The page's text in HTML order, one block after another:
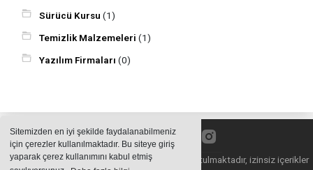
Sitemizden en iyi şekilde faydalanabilmeniz
için çerezler kullanılmaktadır. Bu siteye giriş
yaparak çerez kullanımını kabul etmiş
Sürücü Kursu(1)
Temizlik Malzemeleri(1)
Yazılım Firmaları(0)
Sitemizde bulunan içeriklerin tüm hakları saklı tutulmaktadır, izinsiz içerikler